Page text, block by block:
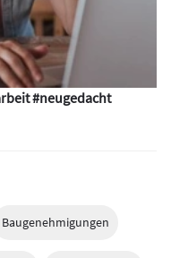
#neugedacht
Baugenehmigungen